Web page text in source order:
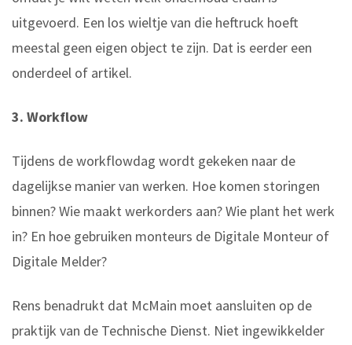
uitgevoerd. Een los wieltje van die heftruck hoeft
meestal geen eigen object te zijn. Dat is eerder een
onderdeel of artikel.
3. Workflow
Tijdens de workflowdag wordt gekeken naar de
dagelijkse manier van werken. Hoe komen storingen
binnen? Wie maakt werkorders aan? Wie plant het werk
in? En hoe gebruiken monteurs de Digitale Monteur of
Digitale Melder?
Rens benadrukt dat McMain moet aansluiten op de
praktijk van de Technische Dienst. Niet ingewikkelder